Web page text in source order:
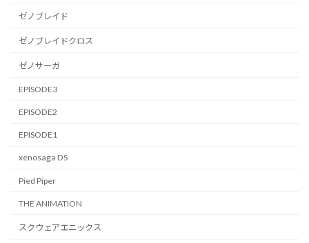
ゼノブレイド
ゼノブレイドクロス
ゼノサーガ
EPISODE3
EPISODE2
EPISODE1
xenosaga DS
Pied Piper
THE ANIMATION
スクウェアエニックス